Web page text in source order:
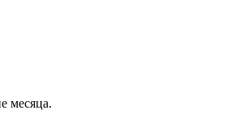
месяца.